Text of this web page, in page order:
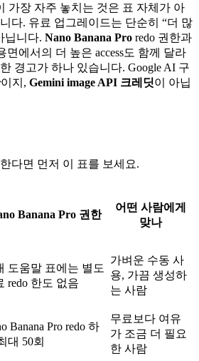
가장 자주 놓치는 것은 표 자체가 아
다. 유료 업그레이드는 단순히 “더 많
닙니다. Nano Banana Pro redo 권한과
면에서의 더 높은 access도 함께 달라
경고가 하나 있습니다. Google AI 구
이지, Gemini image API 크레딧이 아닙
다면 먼저 이 표를 보세요.
Banana Pro 권한
어떤 사람에게
맞나
도움말 표에는 별도
redo 한도 없음
가벼운 수동 사
용, 가끔 생성하
는 사람
Banana Pro redo 하
대 50회
무료보다 여유
가 조금 더 필요
한 사람